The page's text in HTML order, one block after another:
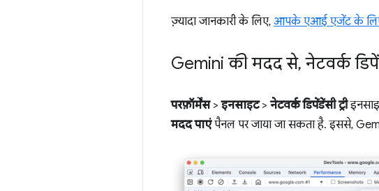
ज़्यादा जानकारी के लिए, आपके एआई एजेंट के लिए
Gemini की मदद से, नेटवर्क
परफ़ॉर्मेंस>इनसाइट> नेटवर्क डिपेंडेंसी ट्री
मदद पाएंपैनल पर जाया जा सकता है. इससे,